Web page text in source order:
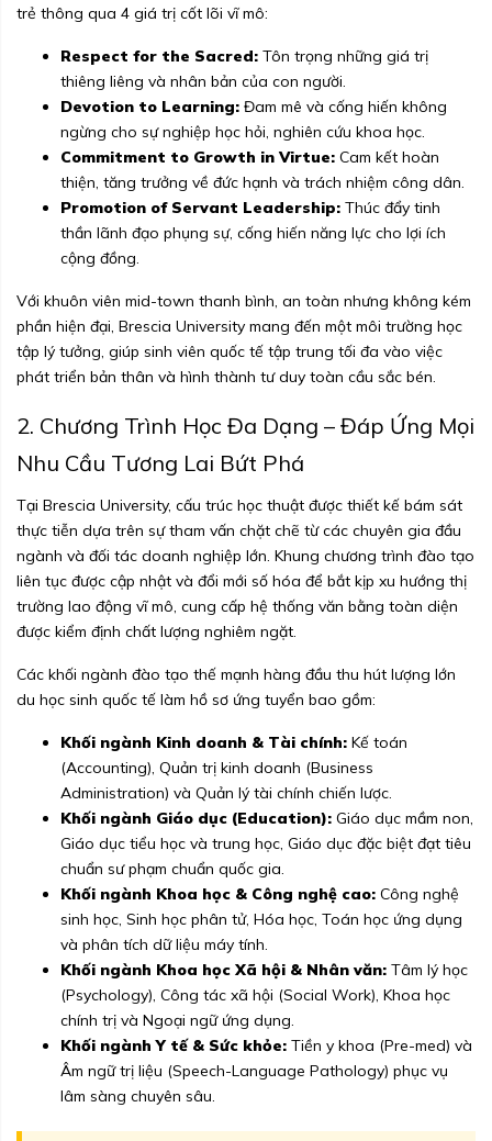
trẻ thông qua 4 giá trị cốt lõi vĩ mô:
Respect for the Sacred: Tôn trọng những giá trị
thiêng liêng và nhân bản của con người.
Devotion to Learning: Đam mê và cống hiến không
ngừng cho sự nghiệp học hỏi, nghiên cứu khoa học.
Commitment to Growth in Virtue: Cam kết hoàn
thiện, tăng trưởng về đức hạnh và trách nhiệm công dân.
Promotion of Servant Leadership: Thúc đẩy tinh
thần lãnh đạo phụng sự, cống hiến năng lực cho lợi ích
cộng đồng.
Với khuôn viên mid-town thanh bình, an toàn nhưng không kém
phần hiện đại, Brescia University mang đến một môi trường học
tập lý tưởng, giúp sinh viên quốc tế tập trung tối đa vào việc
phát triển bản thân và hình thành tư duy toàn cầu sắc bén.
2. Chương Trình Học Đa Dạng – Đáp Ứng Mọi
Nhu Cầu Tương Lai Bứt Phá
Tại Brescia University, cấu trúc học thuật được thiết kế bám sát
thực tiễn dựa trên sự tham vấn chặt chẽ từ các chuyên gia đầu
ngành và đối tác doanh nghiệp lớn. Khung chương trình đào tạo
liên tục được cập nhật và đổi mới số hóa để bắt kịp xu hướng thị
trường lao động vĩ mô, cung cấp hệ thống văn bằng toàn diện
được kiểm định chất lượng nghiêm ngặt.
Các khối ngành đào tạo thế mạnh hàng đầu thu hút lượng lớn
du học sinh quốc tế làm hồ sơ ứng tuyển bao gồm:
Khối ngành Kinh doanh & Tài chính: Kế toán
(Accounting), Quản trị kinh doanh (Business
Administration) và Quản lý tài chính chiến lược.
Khối ngành Giáo dục (Education): Giáo dục mầm non,
Giáo dục tiểu học và trung học, Giáo dục đặc biệt đạt tiêu
chuẩn sư phạm chuẩn quốc gia.
Khối ngành Khoa học & Công nghệ cao: Công nghệ
sinh học, Sinh học phân tử, Hóa học, Toán học ứng dụng
và phân tích dữ liệu máy tính.
Khối ngành Khoa học Xã hội & Nhân văn: Tâm lý học
(Psychology), Công tác xã hội (Social Work), Khoa học
chính trị và Ngoại ngữ ứng dụng.
Khối ngành Y tế & Sức khỏe: Tiền y khoa (Pre-med) và
Âm ngữ trị liệu (Speech-Language Pathology) phục vụ
lâm sàng chuyên sâu.